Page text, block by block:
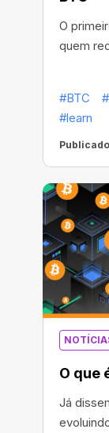
O
quem
#BTC
#learn
O que
Já